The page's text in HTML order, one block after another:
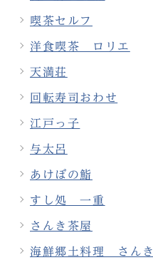
喫茶セルフ
洋食喫茶 ロリエ
天満荘
回転寿司おわせ
江戸っ子
与太呂
あけぼの鮨
すし処 一重
さんき茶屋
海鮮郷土料理 さんき